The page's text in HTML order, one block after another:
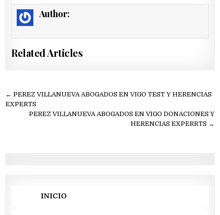
Author:
Related Articles
Navegación
de
← PEREZ VILLANUEVA ABOGADOS EN VIGO TEST Y HERENCIAS
EXPERTS
PEREZ VILLANUEVA ABOGADOS EN VIGO DONACIONES Y
HERENCIAS EXPERRTS →
INICIO